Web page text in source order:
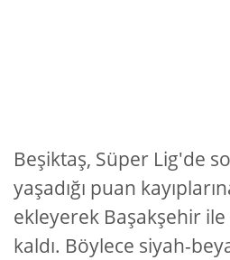
Beşiktaş, Süper Lig'de
yaşadığı puan
ekleyerek Başakşehir
kaldı. Böylece siyah-